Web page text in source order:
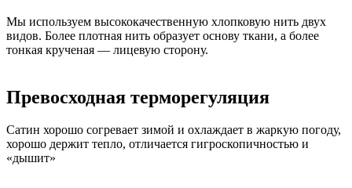
Мы используем высококачественную хлопковую нить двух
видов. Более плотная нить образует основу ткани, а более
тонкая крученая — лицевую сторону.
Превосходная терморегуляция
Сатин хорошо согревает зимой и охлаждает в жаркую погоду,
хорошо держит тепло, отличается гигроскопичностью и
«дышит»